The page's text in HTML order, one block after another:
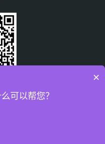
号-2
×
可以帮您？